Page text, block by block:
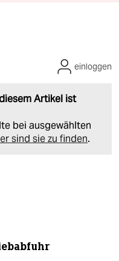
Artikel ist
bei ausgewählten
sind sie zu finden.
einloggen